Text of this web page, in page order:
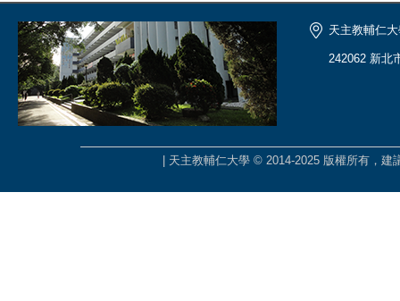
天主教輔仁
242062 新北
| 天主教輔仁大學 © 2014-2025 版權所有，